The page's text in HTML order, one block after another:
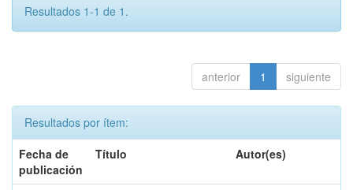
Resultados 1-1 de 1.
anterior 1 siguiente
Resultados por ítem:
Fecha de
publicación
Título Autor(es)